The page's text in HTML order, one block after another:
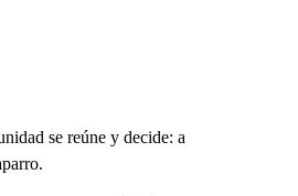
se reúne y decide: a